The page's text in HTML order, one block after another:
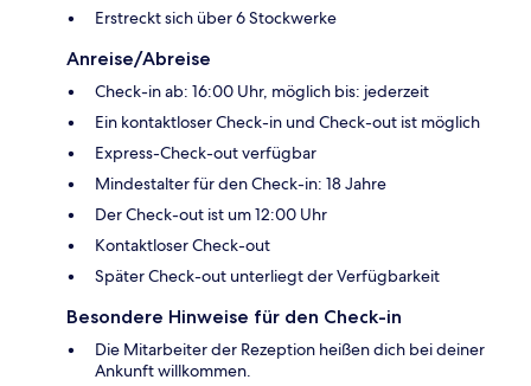
Erstreckt sich über 6 Stockwerke
Anreise/Abreise
Check-in ab: 16:00 Uhr, möglich bis: jederzeit
Ein kontaktloser Check-in und Check-out ist möglich
Express-Check-out verfügbar
Mindestalter für den Check-in: 18 Jahre
Der Check-out ist um 12:00 Uhr
Kontaktloser Check-out
Später Check-out unterliegt der Verfügbarkeit
Besondere Hinweise für den Check-in
Die Mitarbeiter der Rezeption heißen dich bei deiner
Ankunft willkommen.